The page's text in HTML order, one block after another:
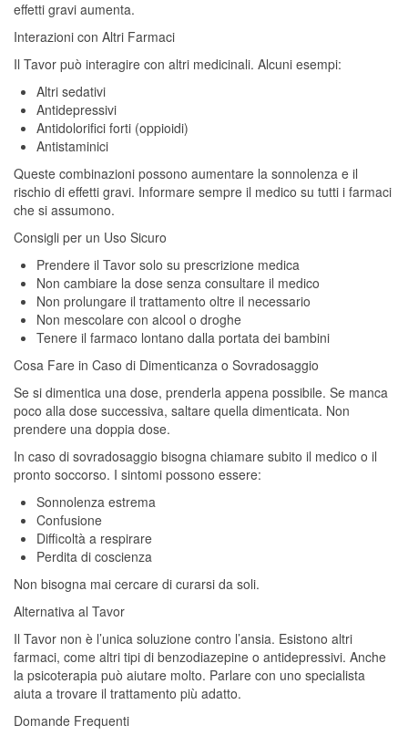
effetti gravi aumenta.
Interazioni con Altri Farmaci
Il Tavor può interagire con altri medicinali. Alcuni esempi:
Altri sedativi
Antidepressivi
Antidolorifici forti (oppioidi)
Antistaminici
Queste combinazioni possono aumentare la sonnolenza e il
rischio di effetti gravi. Informare sempre il medico su tutti i farmaci
che si assumono.
Consigli per un Uso Sicuro
Prendere il Tavor solo su prescrizione medica
Non cambiare la dose senza consultare il medico
Non prolungare il trattamento oltre il necessario
Non mescolare con alcool o droghe
Tenere il farmaco lontano dalla portata dei bambini
Cosa Fare in Caso di Dimenticanza o Sovradosaggio
Se si dimentica una dose, prenderla appena possibile. Se manca
poco alla dose successiva, saltare quella dimenticata. Non
prendere una doppia dose.
In caso di sovradosaggio bisogna chiamare subito il medico o il
pronto soccorso. I sintomi possono essere:
Sonnolenza estrema
Confusione
Difficoltà a respirare
Perdita di coscienza
Non bisogna mai cercare di curarsi da soli.
Alternativa al Tavor
Il Tavor non è l’unica soluzione contro l’ansia. Esistono altri
farmaci, come altri tipi di benzodiazepine o antidepressivi. Anche
la psicoterapia può aiutare molto. Parlare con uno specialista
aiuta a trovare il trattamento più adatto.
Domande Frequenti